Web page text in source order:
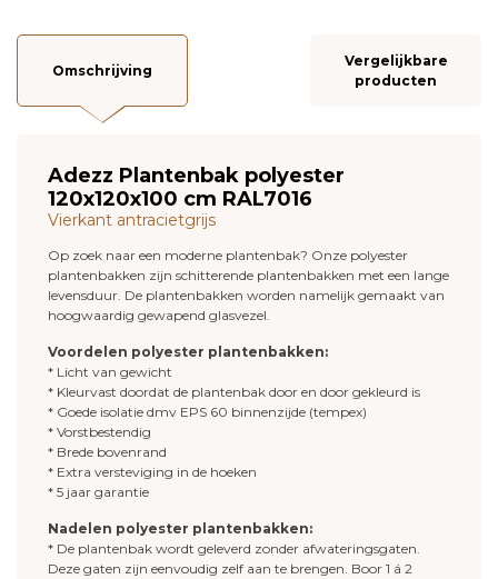
Omschrijving
Vergelijkbare
producten
Adezz Plantenbak polyester
120x120x100 cm RAL7016
Vierkant antracietgrijs
Op zoek naar een moderne plantenbak? Onze polyester
plantenbakken zijn schitterende plantenbakken met een lange
levensduur. De plantenbakken worden namelijk gemaakt van
hoogwaardig gewapend glasvezel.
Voordelen polyester plantenbakken:
* Licht van gewicht
* Kleurvast doordat de plantenbak door en door gekleurd is
* Goede isolatie dmv EPS 60 binnenzijde (tempex)
* Vorstbestendig
* Brede bovenrand
* Extra versteviging in de hoeken
* 5 jaar garantie
Nadelen polyester plantenbakken:
* De plantenbak wordt geleverd zonder afwateringsgaten.
Deze gaten zijn eenvoudig zelf aan te brengen. Boor 1 á 2